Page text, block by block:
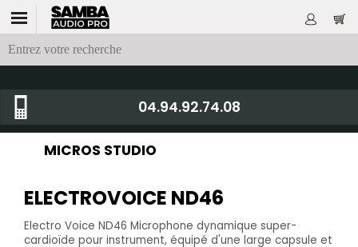
04.94.92.74.08
MICROS STUDIO
ELECTROVOICE ND46
Electro Voice ND46 Microphone dynamique super-
cardioïde pour instrument, équipé d'une large capsule et